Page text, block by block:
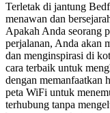
Terletak di jantung
menawan dan
Apakah Anda seorang
perjalanan, Anda akan
dan menginspirasi di
cara terbaik untuk
dengan memanfaatkan
peta WiFi untuk
terhubung tanpa